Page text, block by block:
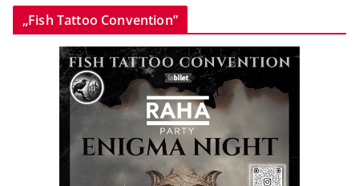
„Fish Tattoo Convention”